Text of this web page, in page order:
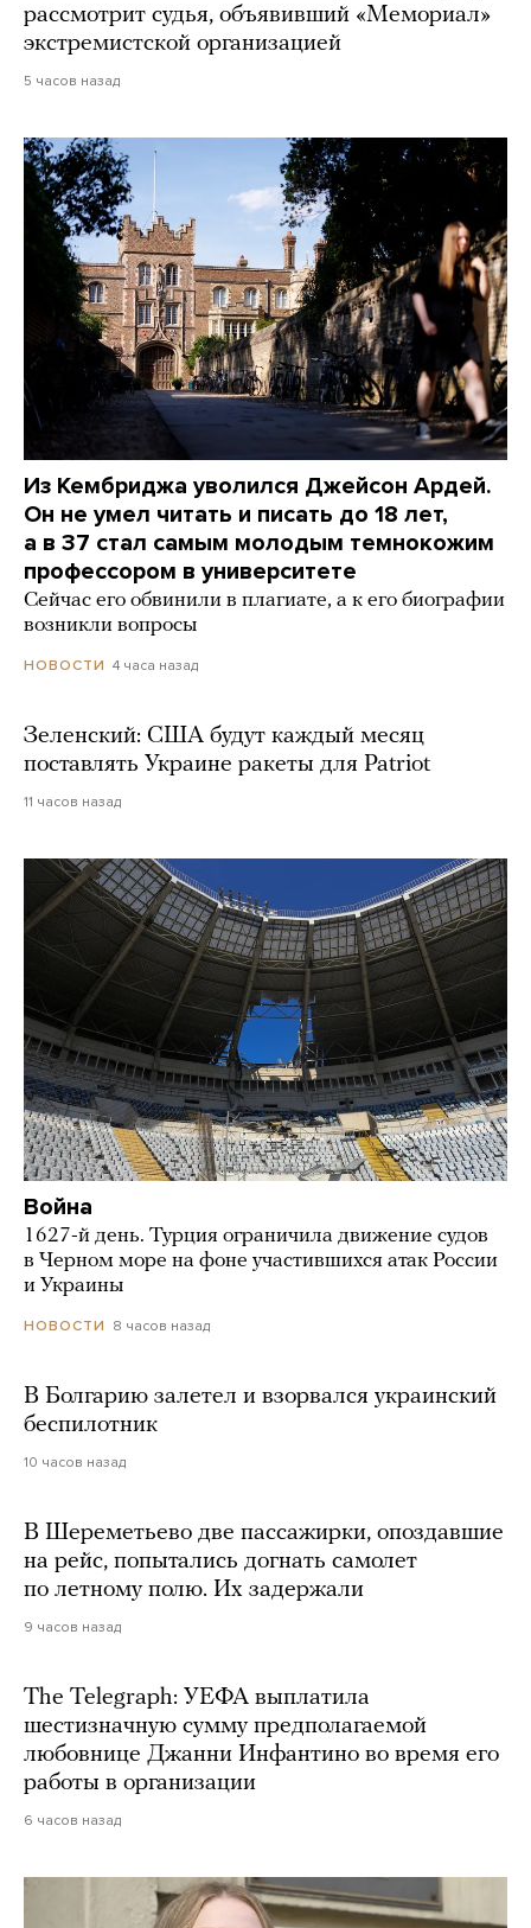
рассмотрит судья, объявивший «Мемориал»
экстремистской организацией
5 часов назад
Из Кембриджа уволился Джейсон Ардей.
Он не умел читать и писать до 18 лет,
а в 37 стал самым молодым темнокожим
профессором в университете
Сейчас его обвинили в плагиате, а к его биографии
возникли вопросы
НОВОСТИ 4 часа назад
Зеленский: США будут каждый месяц
поставлять Украине ракеты для Patriot
11 часов назад
Война
1627-й день. Турция ограничила движение судов
в Черном море на фоне участившихся атак России
и Украины
НОВОСТИ 8 часов назад
В Болгарию залетел и взорвался украинский
беспилотник
10 часов назад
В Шереметьево две пассажирки, опоздавшие
на рейс, попытались догнать самолет
по летному полю. Их задержали
9 часов назад
The Telegraph: УЕФА выплатила
шестизначную сумму предполагаемой
любовнице Джанни Инфантино во время его
работы в организации
6 часов назад